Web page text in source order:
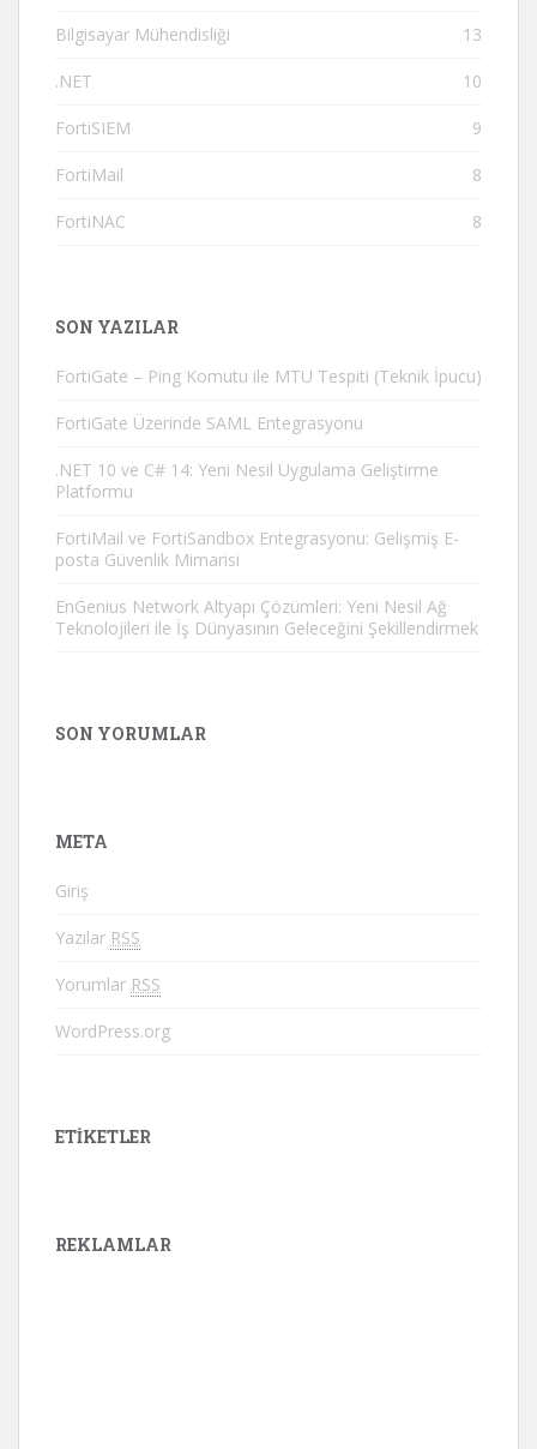
Bilgisayar Mühendisliği 13
.NET 10
FortiSIEM 9
FortiMail 8
FortiNAC 8
SON YAZILAR
FortiGate – Ping Komutu ile MTU Tespiti (Teknik İpucu)
FortiGate Üzerinde SAML Entegrasyonu
.NET 10 ve C# 14: Yeni Nesil Uygulama Geliştirme
Platformu
FortiMail ve FortiSandbox Entegrasyonu: Gelişmiş E-
posta Güvenlik Mimarisi
EnGenius Network Altyapı Çözümleri: Yeni Nesil Ağ
Teknolojileri ile İş Dünyasının Geleceğini Şekillendirmek
SON YORUMLAR
META
Giriş
Yazılar RSS
Yorumlar RSS
WordPress.org
ETIKETLER
REKLAMLAR